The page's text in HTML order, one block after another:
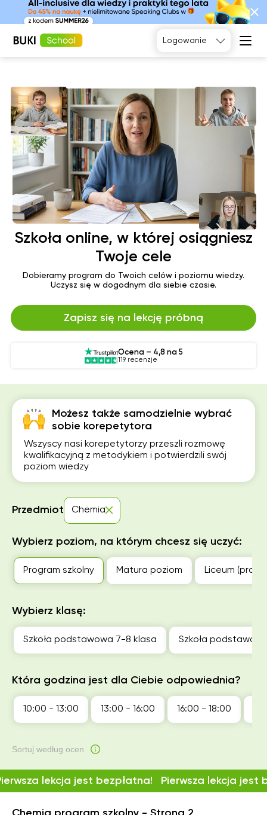
Matematyka
Fizyka
Język polski
Chemia
Biologia
francuski
niemiecki
Język
hiszpański
Logowanie
lekcja jest bezpłatna! Pierwsza lekcja jest
Możesz także samodzielnie wybrać
sobie korepetytora
Wszyscy nasi korepetytorzy przeszli rozmowę
kwalifikacyjną z metodykiem i potwierdzili swój
poziom wiedzy
Przedmiot Chemia
Wybierz poziom, na którym chcesz się uczyć:
Program szkolny Matura poziom Liceum (profil
Wybierz klasę:
Szkoła podstawowa 7-8 klasa Szkoła
Która godzina jest dla Ciebie odpowiednia?
10:00 - 13:00 13:00 - 16:00 16:00 - 18:00
Sortuj według ocen
Szkoła online, w której osiągniesz
Twoje cele
Dobieramy program do Twoich celów i poziomu wiedzy.
Uczysz się w dogodnym dla siebie czasie.
Zapisz się na lekcję próbną
Ocena – 4,8 na 5
119 recenzje
Tak, poproszę